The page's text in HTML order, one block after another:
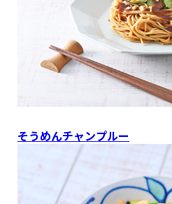
そうめんチャンプルー